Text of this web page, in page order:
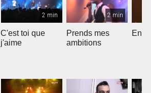
2 min
C'est toi que
j'aime
2 min
Prends mes
ambitions